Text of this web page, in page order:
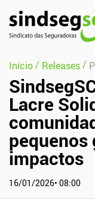
Pular Navegação (s)
Início/ Releases/
Lacre
pequenos
impactos
16/01/2026• 08:00